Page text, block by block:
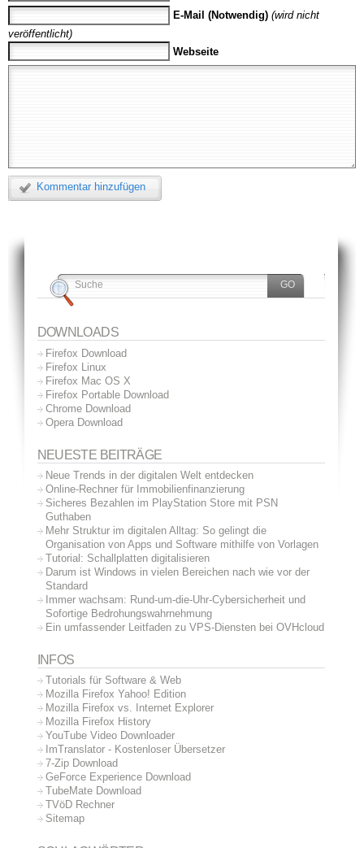
E-Mail (Notwendig) (wird nicht
veröffentlicht)
Webseite
Kommentar hinzufügen
DOWNLOADS
Firefox Download
Firefox Linux
Firefox Mac OS X
Firefox Portable Download
Chrome Download
Opera Download
NEUESTE BEITRÄGE
Neue Trends in der digitalen Welt entdecken
Online-Rechner für Immobilienfinanzierung
Sicheres Bezahlen im PlayStation Store mit PSN
Guthaben
Mehr Struktur im digitalen Alltag: So gelingt die
Organisation von Apps und Software mithilfe von Vorlagen
Tutorial: Schallplatten digitalisieren
Darum ist Windows in vielen Bereichen nach wie vor der
Standard
Immer wachsam: Rund-um-die-Uhr-Cybersicherheit und
Sofortige Bedrohungswahrnehmung
Ein umfassender Leitfaden zu VPS-Diensten bei OVHcloud
INFOS
Tutorials für Software & Web
Mozilla Firefox Yahoo! Edition
Mozilla Firefox vs. Internet Explorer
Mozilla Firefox History
YouTube Video Downloader
ImTranslator - Kostenloser Übersetzer
7-Zip Download
GeForce Experience Download
TubeMate Download
TVöD Rechner
Sitemap